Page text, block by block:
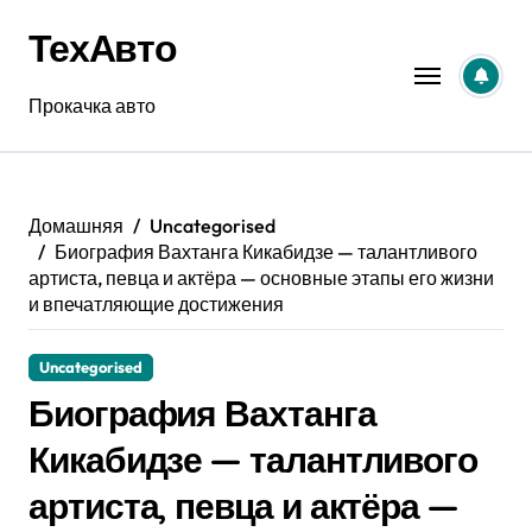
содержанию
ТехАвто
Прокачка авто
Домашняя
Uncategorised
Биография Вахтанга Кикабидзе — талантливого
артиста, певца и актёра — основные этапы его жизни
и впечатляющие достижения
Uncategorised
Биография Вахтанга
Кикабидзе — талантливого
артиста, певца и актёра —